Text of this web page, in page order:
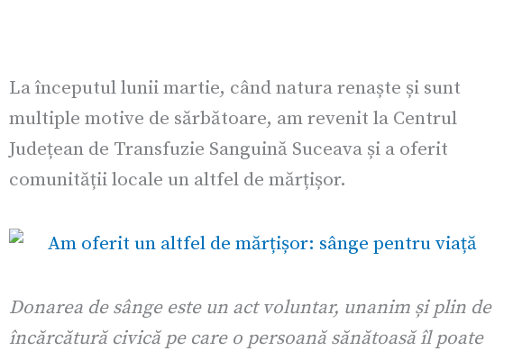
La începutul lunii martie, când natura renaște și sunt
multiple motive de sărbătoare, am revenit la Centrul
Județean de Transfuzie Sanguină Suceava și a oferit
comunității locale un altfel de mărțișor.
Donarea de sânge este un act voluntar, unanim și plin de
încărcătură civică pe care o persoană sănătoasă îl poate